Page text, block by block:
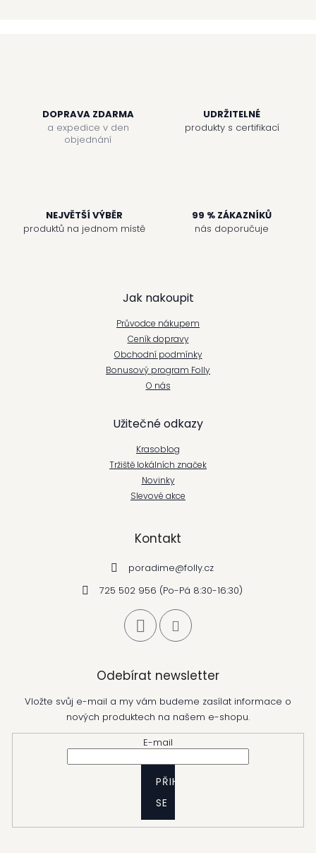
DOPRAVA ZDARMA
a expedice v den
objednání
UDRŽITELNÉ
produkty s certifikací
NEJVĚTŠÍ VÝBĚR
produktů na jednom místě
99 % ZÁKAZNÍKŮ
nás doporučuje
Jak nakoupit
Průvodce nákupem
Ceník dopravy
Obchodní podmínky
Bonusový program Folly
O nás
Užitečné odkazy
Krasoblog
Tržiště lokálních značek
Novinky
Slevové akce
Kontakt
poradime@folly.cz
725 502 956 (Po-Pá 8:30-16:30)
Odebírat newsletter
Vložte svůj e-mail a my vám budeme zasílat informace o
nových produktech na našem e-shopu.
E-mail
PŘIHLÁSIT
SE